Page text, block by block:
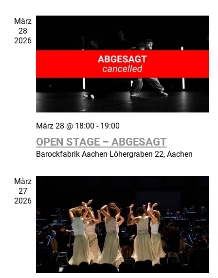
März
28
2026
März 28 @ 18:00 - 19:00
OPEN STAGE – ABGESAGT
Barockfabrik Aachen Löhergraben 22, Aachen
März
27
2026